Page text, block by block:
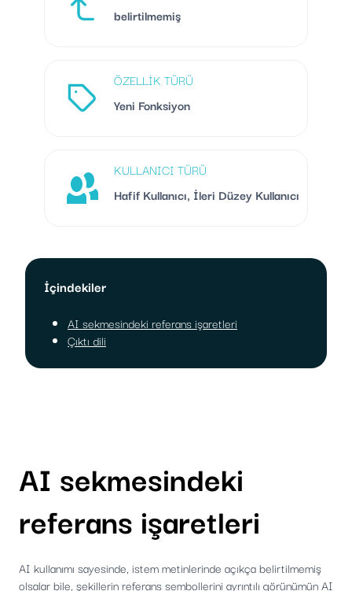
belirtilmemiş
ÖZELLIK TÜRÜ
Yeni Fonksiyon
KULLANICI TÜRÜ
Hafif Kullanıcı, İleri Düzey Kullanıcı
İçindekiler
AI sekmesindeki referans işaretleri
Çıktı dili
AI sekmesindeki
referans işaretleri
AI kullanımı sayesinde, istem metinlerinde açıkça belirtilmemiş
olsalar bile, şekillerin referans sembollerini ayrıntılı görünümün AI